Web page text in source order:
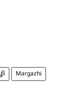
Margazhi